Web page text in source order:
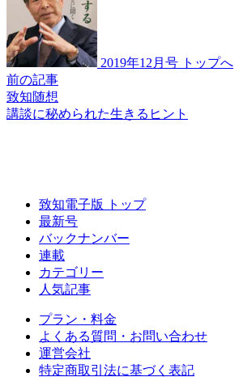
2019年12月号 トップへ
前の記事
致知随想
講談に秘められた生きるヒント
致知電子版 トップ
最新号
バックナンバー
連載
カテゴリー
人気記事
プラン・料金
よくある質問・お問い合わせ
運営会社
特定商取引法に基づく表記